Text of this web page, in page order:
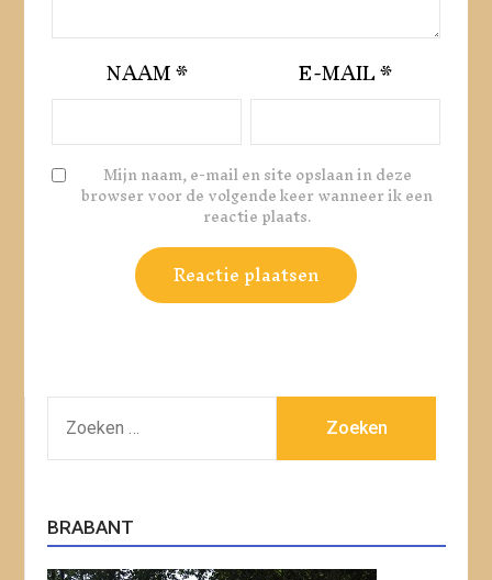
NAAM* E-MAIL*
Mijn naam, e-mail en site opslaan in deze
browser voor de volgende keer wanneer ik een
reactie plaats.
NAAR:
BRABANT